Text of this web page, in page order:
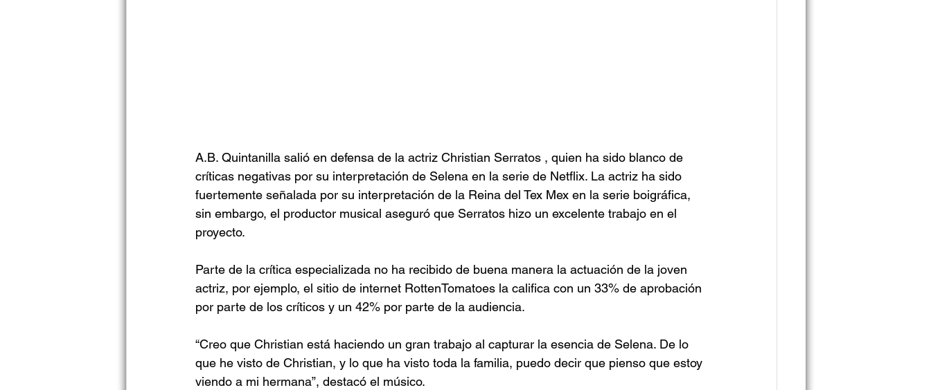
A.B. Quintanilla salió en defensa de la actriz Christian Serratos , quien ha sido blanco de
críticas negativas por su interpretación de Selena en la serie de Netflix. La actriz ha sido
fuertemente señalada por su interpretación de la Reina del Tex Mex en la serie boigráfica,
sin embargo, el productor musical aseguró que Serratos hizo un excelente trabajo en el
proyecto.
Parte de la crítica especializada no ha recibido de buena manera la actuación de la joven
actriz, por ejemplo, el sitio de internet RottenTomatoes la califica con un 33% de aprobación
por parte de los críticos y un 42% por parte de la audiencia.
“Creo que Christian está haciendo un gran trabajo al capturar la esencia de Selena. De lo
que he visto de Christian, y lo que ha visto toda la familia, puedo decir que pienso que estoy
viendo a mi hermana”, destacó el músico.